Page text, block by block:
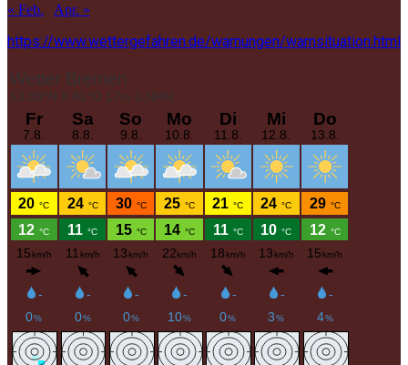
« Feb. Apr. »
https://www.wettergefahren.de/warnungen/warnsituation.html